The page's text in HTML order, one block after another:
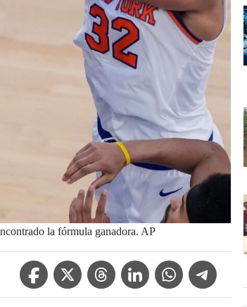
la fórmula ganadora. AP
Facebook IconTwitter IconThreads IconLinkedin IconWhatsApp IconTelegram Icon